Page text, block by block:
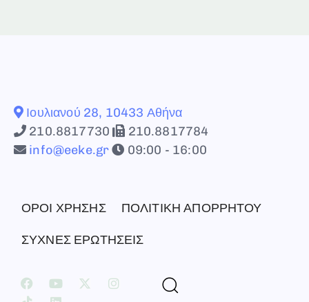
Ιουλιανού 28, 10433 Αθήνα
210.8817730
210.8817784
info@eeke.gr
09:00 - 16:00
ΟΡΟΙ ΧΡΗΣΗΣ ΠΟΛΙΤΙΚΗ ΑΠΟΡΡΗΤΟΥ
ΣΥΧΝΕΣ ΕΡΩΤΗΣΕΙΣ